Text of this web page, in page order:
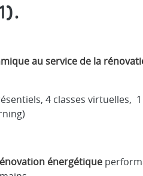
au service de la
4 classes virtuelles,
énergétique